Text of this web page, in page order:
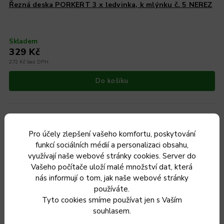
Pro účely zlepšení vašeho komfortu, poskytování
funkcí sociálních médií a personalizaci obsahu,
využívají naše webové stránky cookies. Server do
Vašeho počítače uloží malé množství dat, která
nás informují o tom, jak naše webové stránky
používáte.
Tyto cookies smíme používat jen s Vaším
souhlasem.
Řezná deska PORKERT 3 x ledvinka, k mlýnku č. 5 NEREZ
Skladem
272 Kč bez DPH
329 Kč
Do košíku
Český výrobek